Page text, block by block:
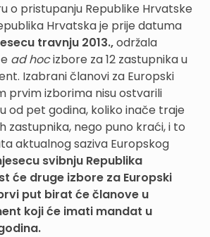
o pristupanju Republike Hrvatske
Hrvatska je prije datuma
travnju 2013.,održala
ad hocizbore za 12 zastupnika u
Izabrani članovi za Europski
prvim izborima nisu ostvarili
od pet godina, koliko inače traje
zastupnika, nego puno kraći, i to
aktualnog saziva Europskog
svibnju Republika
će druge izbore za Europski
put birat će članove u
koji će imati mandat u